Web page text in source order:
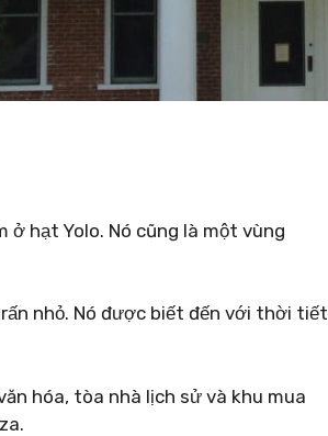
ở hạt Yolo. Nó cũng là một vùng
nhỏ. Nó được biết đến với thời tiết
hóa, tòa nhà lịch sử và khu mua